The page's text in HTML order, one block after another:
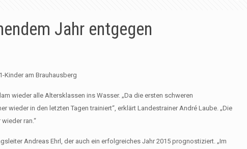
Jahr entgegen
Kinder am Brauhausberg
wieder alle Altersklassen ins Wasser. „Da die ersten schweren
in den letzten Tagen trainiert“, erklärt Landestrainer André Laube. „Die
ran.“
Andreas Ehrl, der auch ein erfolgreiches Jahr 2015 prognostiziert. „Im